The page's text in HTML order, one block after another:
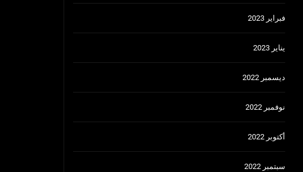
فبراير 2023
يناير 2023
ديسمبر 2022
نوفمبر 2022
أكتوبر 2022
سبتمبر 2022